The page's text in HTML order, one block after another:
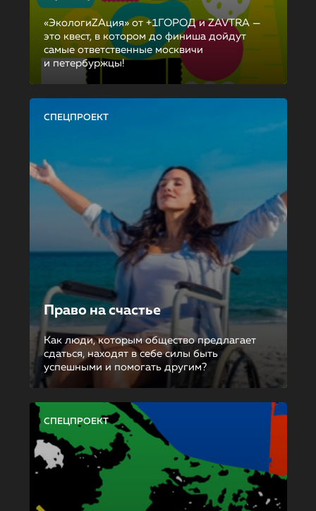
«ЭкологиZAция» от +1ГОРОД и ZAVTRA —
это квест, в котором до финиша дойдут
самые ответственные москвичи
и петербуржцы!
СПЕЦПРОЕКТ
Право на счастье
Как люди, которым общество предлагает
сдаться, находят в себе силы быть
успешными и помогать другим?
СПЕЦПРОЕКТ